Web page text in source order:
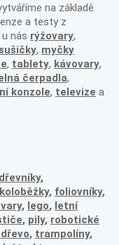
na základě
a testy z
nás rýžovary,
, myčky
, tablety, kávovary,
čerpadla,
konzole, televize a
dřevníky,
, foliovníky,
, lego, letní
, pily, robotické
, trampolíny,